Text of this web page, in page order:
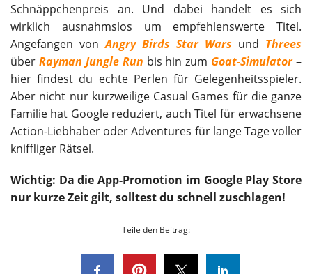
Schnäppchenpreis an. Und dabei handelt es sich
wirklich ausnahmslos um empfehlenswerte Titel.
Angefangen vonAngry Birds Star Wars und Threes
über Rayman Jungle Run bis hin zum Goat-Simulator–
hier findest du echte Perlen für Gelegenheitsspieler.
Aber nicht nur kurzweilige Casual Games für die ganze
Familie hat Google reduziert, auch Titel für erwachsene
Action-Liebhaber oder Adventures für lange Tage voller
kniffliger Rätsel.
Wichtig: Da die App-Promotion im Google Play Store
nur kurze Zeit gilt, solltest du schnell zuschlagen!
Teile den Beitrag: